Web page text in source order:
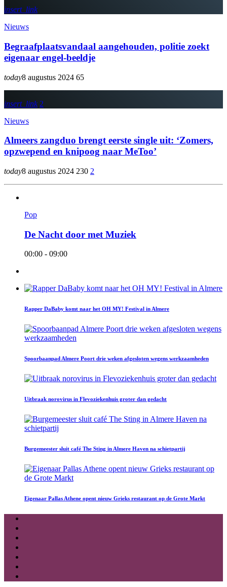
insert_link
Nieuws
Begraafplaatsvandaal aangehouden, politie zoekt
eigenaar engel-beeldje
today8 augustus 2024 65
insert_link 2
Nieuws
Almeers zangduo brengt eerste single uit: ‘Zomers,
opzwepend en knipoog naar MeToo’
today8 augustus 2024 230 2
Pop
De Nacht door met Muziek
00:00 - 09:00
Rapper DaBaby komt naar het OH MY! Festival in Almere
Spoorbaanpad Almere Poort drie weken afgesloten wegens werkzaamheden
Uitbraak norovirus in Flevoziekenhuis groter dan gedacht
Burgemeester sluit café The Sting in Almere Haven na schietpartij
Eigenaar Pallas Athene opent nieuw Grieks restaurant op de Grote Markt